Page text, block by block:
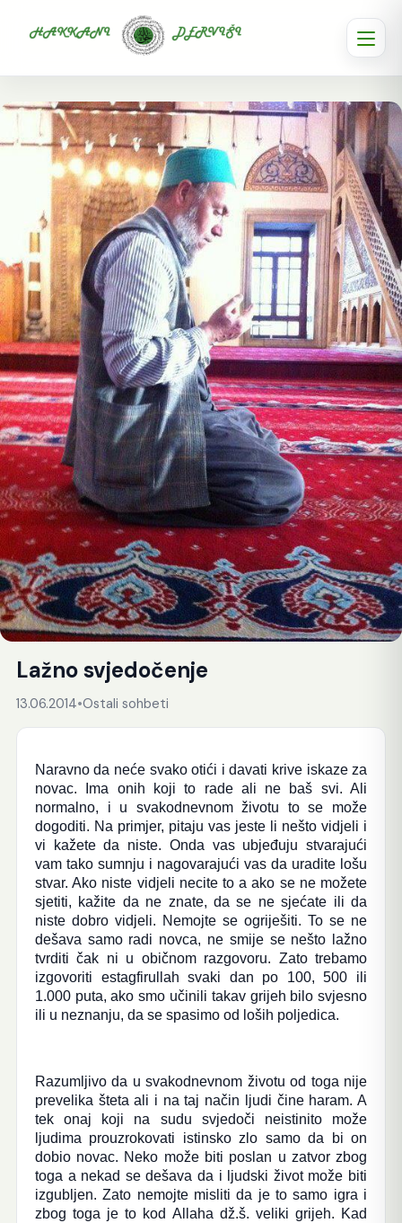
Lažno svjedočenje
13.06.2014•Ostali sohbeti
Naravno da neće svako otići i davati krive iskaze za
novac. Ima onih koji to rade ali ne baš svi. Ali
normalno, i u svakodnevnom životu to se može
dogoditi. Na primjer, pitaju vas jeste li nešto vidjeli i
vi kažete da niste. Onda vas ubjeđuju stvarajući
vam tako sumnju i nagovarajući vas da uradite lošu
stvar. Ako niste vidjeli necite to a ako se ne možete
sjetiti, kažite da ne znate, da se ne sjećate ili da
niste dobro vidjeli. Nemojte se ogriješiti. To se ne
dešava samo radi novca, ne smije se nešto lažno
tvrditi čak ni u običnom razgovoru. Zato trebamo
izgovoriti estagfirullah svaki dan po 100, 500 ili
1.000 puta, ako smo učinili takav grijeh bilo svjesno
ili u neznanju, da se spasimo od loših poljedica.
Razumljivo da u svakodnevnom životu od toga nije
prevelika šteta ali i na taj način ljudi čine haram. A
tek onaj koji na sudu svjedoči neistinito može
ljudima prouzrokovati istinsko zlo samo da bi on
dobio novac. Neko može biti poslan u zatvor zbog
toga a nekad se dešava da i ljudski život može biti
izgubljen. Zato nemojte misliti da je to samo igra i
zbog toga je to kod Allaha dž.š. veliki grijeh. Kad